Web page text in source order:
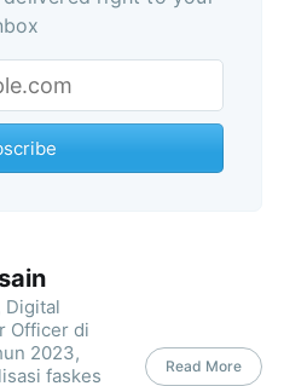
Digital
Officer di
2023,
faskes
Read More